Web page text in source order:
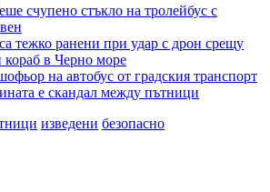
счупено стъкло на тролейбус с
тежко ранени при удар с дрон срещу
кораб в Черно море
на автобус от градския транспорт
е скандал между пътници
изведени безопасно